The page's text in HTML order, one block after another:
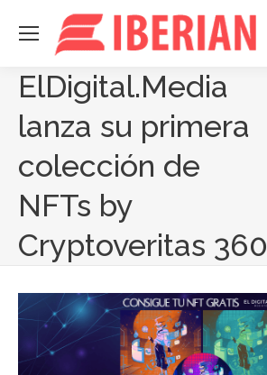
ElDigital.Media
lanza su primera
colección de
NFTs by
Cryptoveritas 360